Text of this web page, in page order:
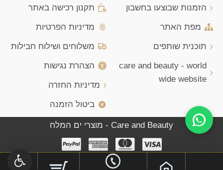
הזמנות שבוצעו בחשבון
מפת האתר
תוכנית שותפים
care and beauty - world
wide website
תקנון רכישה באתר
מדיניות הפרטיות
משלוחים ושילוח חבילות
הצהרת נגישות
מדיניות החזרה
ביטול הזמנה
Care and Beauty - מוצרי ים המלח